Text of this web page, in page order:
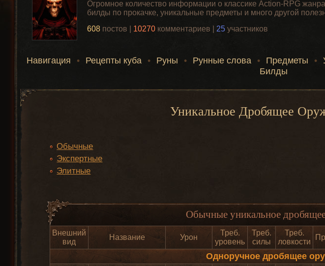
Огромное количество информации о классике Action-RPG
билды по прокачке, уникальные предметы и много другой
608 постов | 10270 комментариев | 25 участников
Навигация • Рецепты куба • Руны • Рунные слова • Предметы •
Билды
Уникальное Дробящее
Обычные
Экспертные
Элитные
Обычные уникальное
Внешний
вид
Название Урон
Треб.
уровень
Треб.
силы
Треб.
ловкости
Одноручное дробящее